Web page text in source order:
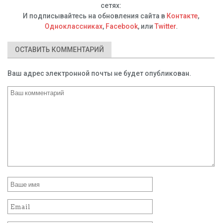
сетях:
И подписывайтесь на обновления сайта в Контакте,
Одноклассниках, Facebook, или Twitter.
ОСТАВИТЬ КОММЕНТАРИЙ
Ваш адрес электронной почты не будет опубликован.